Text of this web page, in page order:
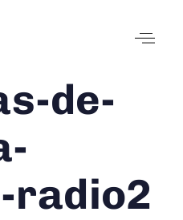
de-
radio2